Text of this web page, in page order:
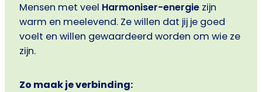
Mensen met veel Harmoniser-energie zijn
warm en meelevend. Ze willen dat jij je goed
voelt en willen gewaardeerd worden om wie ze
zijn.
Zo maak je verbinding: